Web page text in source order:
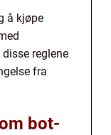
å kjøpe
reglene
fra
bot-